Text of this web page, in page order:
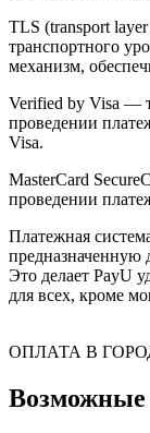
TLS (transport
транспортного
механизм,
Verified by Visa —
проведении
Visa.
MasterCard
проведении
Платежная
предназначенную
Это делает PayU
для всех, кроме
ОПЛАТА В
Возможные